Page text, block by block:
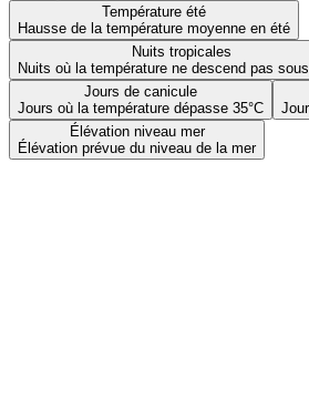
Température été
Hausse de la température moyenne en été
Nuits tropicales
Nuits où la température ne descend pas
Jours de canicule
Jours où la température dépasse 35°C
Élévation niveau mer
Élévation prévue du niveau de la mer